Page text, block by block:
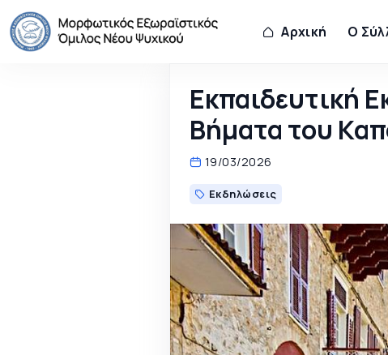
Αρχική Ο
Εκπαιδευτική
Βήματα του
19/03/2026
Εκδηλώσεις